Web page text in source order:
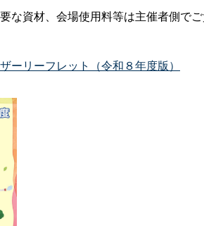
な資材、会場使用料等は主催者側でご
リーフレット（令和８年度版）